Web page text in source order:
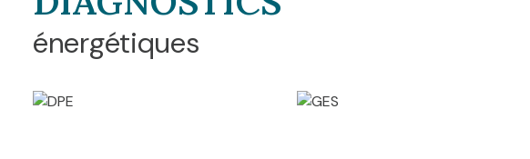
énergétiques